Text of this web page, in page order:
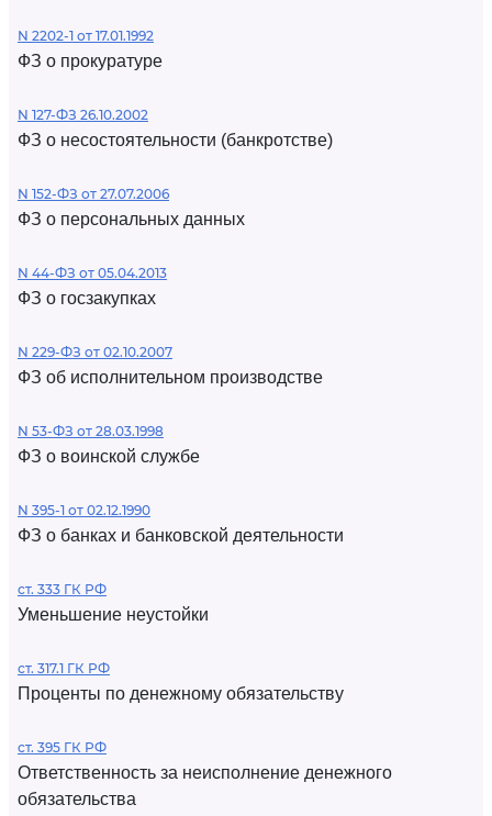
N 2202-1 от 17.01.1992
ФЗ о прокуратуре
N 127-ФЗ 26.10.2002
ФЗ о несостоятельности (банкротстве)
N 152-ФЗ от 27.07.2006
ФЗ о персональных данных
N 44-ФЗ от 05.04.2013
ФЗ о госзакупках
N 229-ФЗ от 02.10.2007
ФЗ об исполнительном производстве
N 53-ФЗ от 28.03.1998
ФЗ о воинской службе
N 395-1 от 02.12.1990
ФЗ о банках и банковской деятельности
ст. 333 ГК РФ
Уменьшение неустойки
ст. 317.1 ГК РФ
Проценты по денежному обязательству
ст. 395 ГК РФ
Ответственность за неисполнение денежного
обязательства